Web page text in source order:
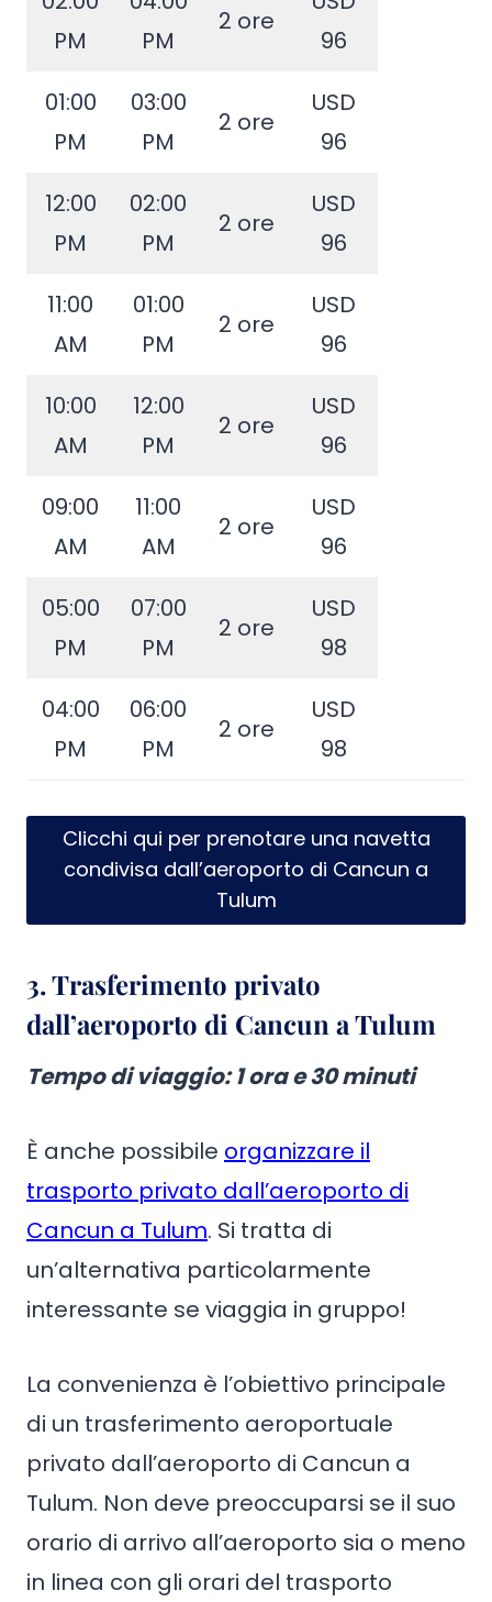
PM
PM
2 ore
96
01:00
PM
03:00
PM
2 ore
USD
96
12:00
PM
02:00
PM
2 ore
USD
96
11:00
AM
01:00
PM
2 ore
USD
96
10:00
AM
12:00
PM
2 ore
USD
96
09:00
AM
11:00
AM
2 ore
USD
96
05:00
PM
07:00
PM
2 ore
USD
98
04:00
PM
06:00
PM
2 ore
USD
98
Clicchi qui per prenotare una navetta
condivisa dall’aeroporto di Cancun a
Tulum
3. Trasferimento privato
dall’aeroporto di Cancun a Tulum
Tempo di viaggio: 1 ora e 30 minuti
È anche possibile organizzare il
trasporto privato dall’aeroporto di
Cancun a Tulum. Si tratta di
un’alternativa particolarmente
interessante se viaggia in gruppo!
La convenienza è l’obiettivo principale
di un trasferimento aeroportuale
privato dall’aeroporto di Cancun a
Tulum. Non deve preoccuparsi se il suo
orario di arrivo all’aeroporto sia o meno
in linea con gli orari del trasporto